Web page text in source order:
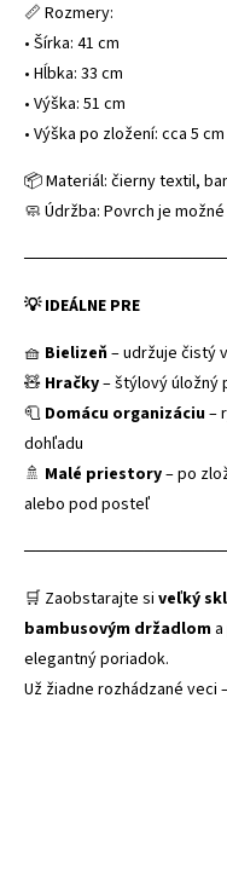
📏 Rozmery:
• Šírka: 41 cm
• Hĺbka: 33 cm
• Výška: 51 cm
• Výška po zložení: cca 5 cm
📦 Materiál: čierny textil,
🧼 Údržba: Povrch je
💡 IDEÁLNE PRE
🧺 Bielizeň– udržuje čistý
🧸 Hračky– štýlový úložný
🧻 Domácu organizáciu–
dohľadu
🚿 Malé priestory– po
alebo pod posteľ
🛒 Zaobstarajte si veľký
bambusovým držadlom
elegantný poriadok.
Už žiadne rozhádzané veci